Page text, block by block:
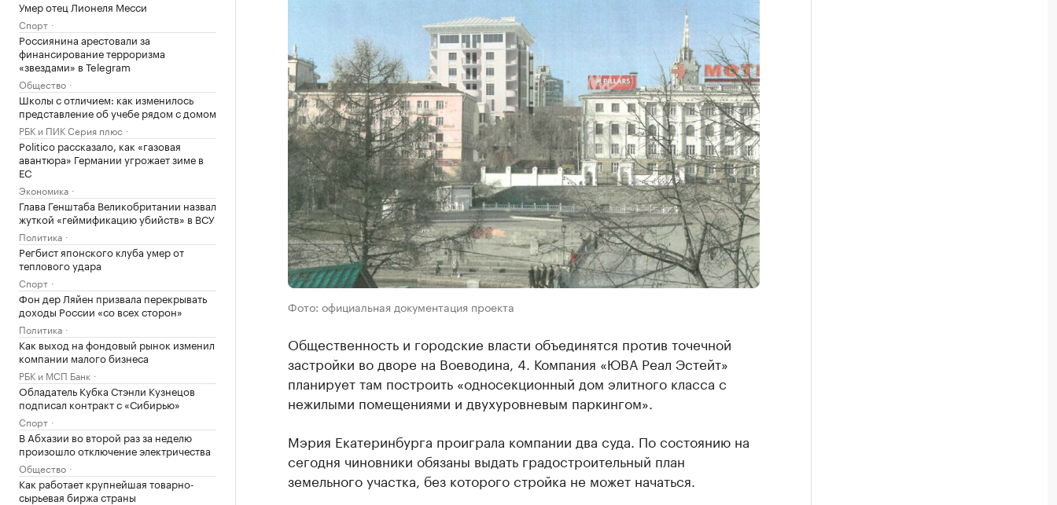
Умер отец Лионеля Месси
Спорт
Россиянина арестовали за
финансирование терроризма
«звездами» в Telegram
Общество
Школы с отличием: как изменилось
представление об учебе рядом с домом
РБК и ПИК Серия плюс
Politico рассказало, как «газовая
авантюра» Германии угрожает зиме в
ЕС
Экономика
Глава Генштаба Великобритании назвал
жуткой «геймификацию убийств» в ВСУ
Политика
Регбист японского клуба умер от
теплового удара
Спорт
Фон дер Ляйен призвала перекрывать
доходы России «со всех сторон»
Политика
Как выход на фондовый рынок изменил
компании малого бизнеса
РБК и МСП Банк
Обладатель Кубка Стэнли Кузнецов
подписал контракт с «Сибирью»
Спорт
В Абхазии во второй раз за неделю
произошло отключение электричества
Общество
Как работает крупнейшая товарно-
сырьевая биржа страны
Фото: официальная документация проекта
Общественность и городские власти объединятся против точечной
застройки во дворе на Воеводина, 4. Компания «ЮВА Реал Эстейт»
планирует там построить «односекционный дом элитного класса с
нежилыми помещениями и двухуровневым паркингом».
Мэрия Екатеринбурга проиграла компании два суда. По состоянию на
сегодня чиновники обязаны выдать градостроительный план
земельного участка, без которого стройка не может начаться.